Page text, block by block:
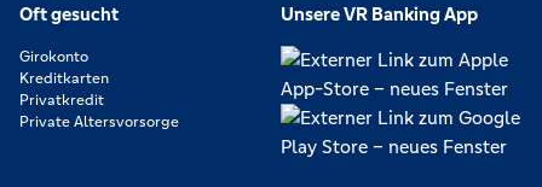
Oft gesucht
Girokonto
Kreditkarten
Privatkredit
Private Altersvorsorge
Unsere VR Banking App